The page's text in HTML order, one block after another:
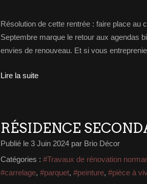
Résolution de cette rentrée : faire place au
Septembre marque le retour aux agendas
envies de renouveau. Et si vous
Lire la suite
RÉSIDENCE
Publié le 3 Juin 2024 par Brio Décor
Catégories : #Travaux de rénovation
#carrelage, #parquet, #peinture, #pièce à